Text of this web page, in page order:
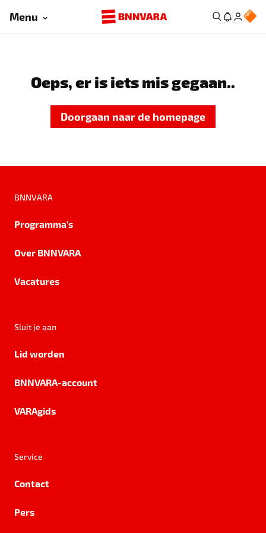
Menu
Oeps, er is iets mis gegaan..
Doorgaan naar de homepage
BNNVARA
Programma's
Over BNNVARA
Vacatures
Sluit je aan
Lid worden
BNNVARA-account
VARAgids
Service
Contact
Pers